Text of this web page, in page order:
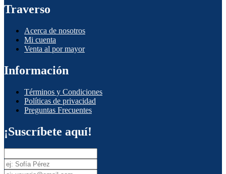
Traverso
Acerca de nosotros
Mi cuenta
Venta al por mayor
Información
Términos y Condiciones
Políticas de privacidad
Preguntas Frecuentes
¡Suscríbete aquí!